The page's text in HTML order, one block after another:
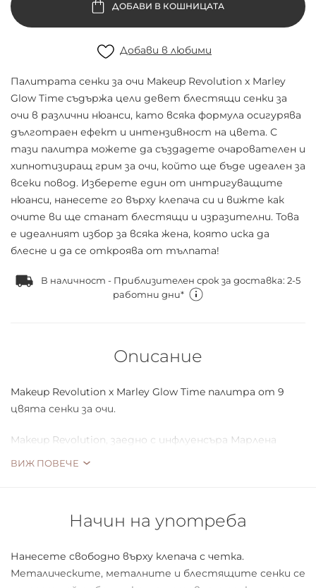
ДОБАВИ В КОШНИЦАТА
Добави в любими
Палитрата сенки за очи Makeup Revolution x Marley
Glow Time съдържа цели девет блестящи сенки за
очи в различни нюанси, като всяка формула осигурява
дълготраен ефект и интензивност на цвета. С
тази палитра можете да създадете очарователен и
хипнотизиращ грим за очи, който ще бъде идеален за
всеки повод. Изберете един от интригуващите
нюанси, нанесете го върху клепача си и вижте как
очите ви ще станат блестящи и изразителни. Това
е идеалният избор за всяка жена, която иска да
блесне и да се откроява от тълпата!
В наличност - Приблизителен срок за доставка: 2-5
работни дни*
Описание
Makeup Revolution x Marley Glow Time палитра от 9
цвята сенки за очи.
Makeup Revolution, заедно с инфлуенсъра Марлена
останалите козметични продукти и да се
колекция със сигурност ще зарадва всяка жена,
която обича козметичните иновации.
ВИЖ ПОВЕЧЕ
Начин на употреба
Нанесете свободно върху клепача с четка.
Металическите, металните и блестящите сенки се